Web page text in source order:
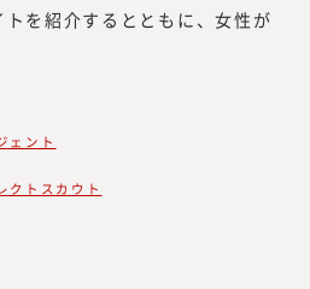
を紹介するとともに、女性が
ェント
クトスカウト